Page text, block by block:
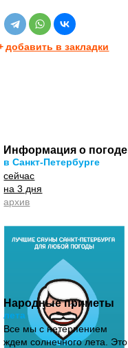
добавить в закладки
Информация о погоде
в Санкт-Петербурге
сейчас
на 3 дня
архив
Народные приметы
лета
Все мы с нетерпением
ждем солнечного лета. Это